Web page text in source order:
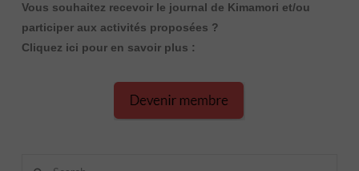
Vous souhaitez recevoir le journal de Kimamori et/ou
participer aux activités proposées ?
Cliquez ici pour en savoir plus :